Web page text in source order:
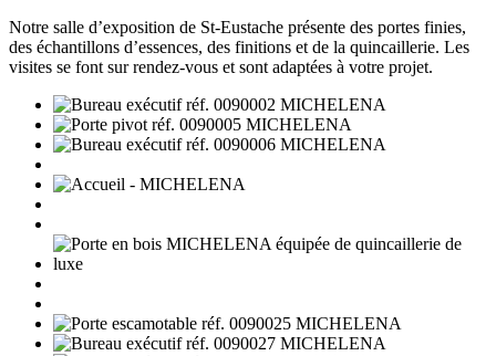
Notre salle d’exposition de St-Eustache présente des portes finies,
des échantillons d’essences, des finitions et de la quincaillerie. Les
visites se font sur rendez-vous et sont adaptées à votre projet.